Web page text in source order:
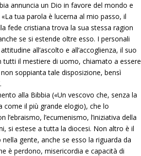
annuncia un Dio in favore del mondo e
tua parola è lucerna al mio passo, il
fede cristiana trova la sua stessa ragion
se si estende oltre esso. I personali
all’ascolto e all’accoglienza, il suo
tutti il mestiere di uomo, chiamato a essere
soppianta tale disposizione, bensì
alla Bibbia («Un vescovo che, senza la
come il più grande elogio), che lo
l’ecumenismo, l’iniziativa della
si estese a tutta la diocesi. Non altro è il
gente, anche se esso la riguarda da
è perdono, misericordia e capacità di